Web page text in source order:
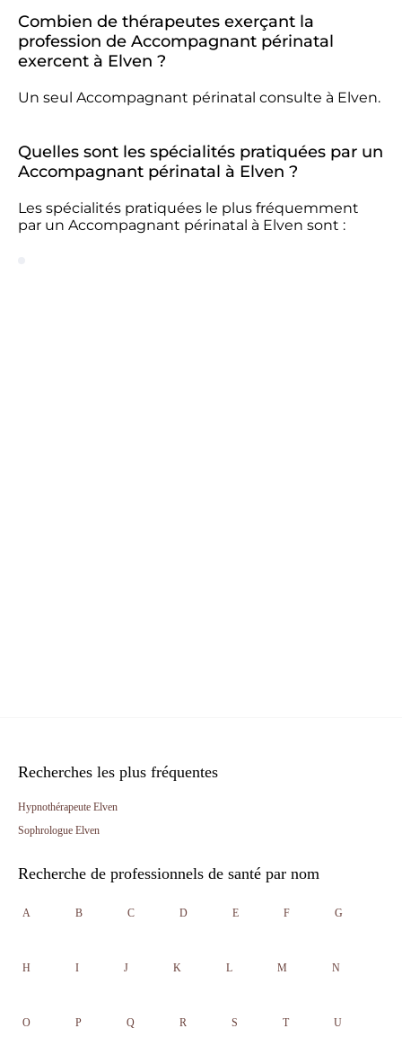
Combien de thérapeutes exerçant la
profession de Accompagnant périnatal
exercent à Elven ?
Un seul Accompagnant périnatal consulte à Elven.
Quelles sont les spécialités pratiquées par un
Accompagnant périnatal à Elven ?
Les spécialités pratiquées le plus fréquemment
par un Accompagnant périnatal à Elven sont :
Recherches les plus fréquentes
Hypnothérapeute Elven
Sophrologue Elven
Recherche de professionnels de santé par nom
A B C D E F G
H I J K L M N
O P Q R S T U